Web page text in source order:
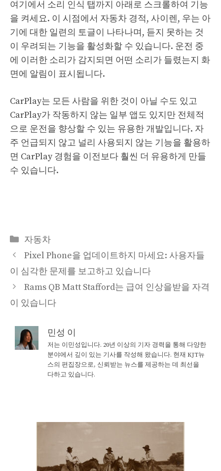
여기에서 소리 인식 탭까지 아래로 스크롤하여 기능
을 켜세요. 이 시점에서 자동차 경적, 사이렌, 우는 아
기에 대한 일련의 토글이 나타나며, 듣지 못하는 것
이 우려되는 기능을 활성화할 수 있습니다. 운전 중
에 이러한 소리가 감지되면 어떤 소리가 들렸는지 화
면에 알림이 표시됩니다.
CarPlay는 모든 사람을 위한 것이 아닐 수도 있고
CarPlay가 작동하지 않는 일부 앱도 있지만 전체적
으로 운전을 향상할 수 있는 유용한 개발입니다. 자
주 언급되지 않고 널리 사용되지 않는 기능을 활용하
면 CarPlay 경험을 이전보다 훨씬 더 유용하게 만들
수 있습니다.
Categories
자동차
Pixel Phone을 업데이트하지 마세요: 사용자들
이 심각한 문제를 보고하고 있습니다
Rams QB Matt Stafford는 급여 인상을받을 자격
이 있습니다
민성 이
저는 이민성입니다. 20년 이상의 기자 경력을 통해 다양한
분야에서 깊이 있는 기사를 작성해 왔습니다. 현재 KJT뉴
스의 편집장으로, 신뢰받는 뉴스를 제공하는 데 최선을
다하고 있습니다.